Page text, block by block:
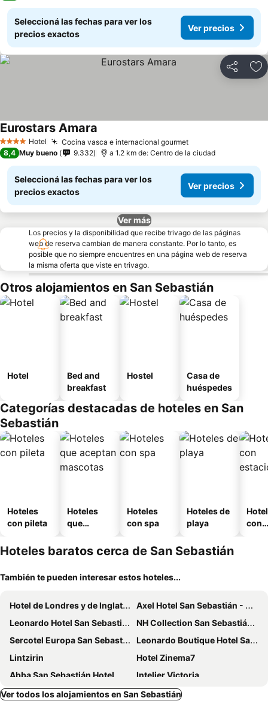
Seleccioná las fechas para ver los
precios exactos
Ver precios
Compartir
4 EstrellasHotel Cocina vasca e internacional gourmet
Eurostars Amara
8,4 Muy bueno 9.332 a 1.2 km de: Centro de la ciudad
Seleccioná las fechas para ver los
precios exactos
Ver precios
Ver más
Los precios y la disponibilidad que recibe trivago de las páginas
web de reserva cambian de manera constante. Por lo tanto, es
posible que no siempre encuentres en una página web de reserva
la misma oferta que viste en trivago.
Otros alojamientos en San Sebastián
Hotel
Bed and
breakfast
Hostel
Casa de
huéspedes
Categorías destacadas de hoteles en San
Sebastián
Hoteles
con pileta
Hoteles
que
mascotas
Hoteles
con spa
Hoteles de
playa
con
Hoteles baratos cerca de San Sebastián
También te pueden interesar estos hoteles...
Hotel de Londres y de Inglaterra
Axel Hotel San Sebastián - Adults Only
Leonardo Hotel San Sebastián
NH Collection San Sebastián Aránzazu
Sercotel Europa San Sebastián
Leonardo Boutique Hotel San Sebastián
Lintzirin
Hotel Zinema7
Abba San Sebastián Hotel
Intelier Victoria
Zenit San Sebastián
Hotel Punta Monpas
Ver todos los alojamientos en San Sebastián